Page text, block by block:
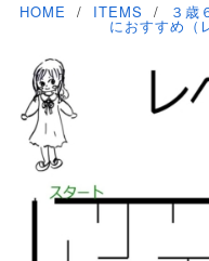
HOME ITEMS ３歳
におすすめ（